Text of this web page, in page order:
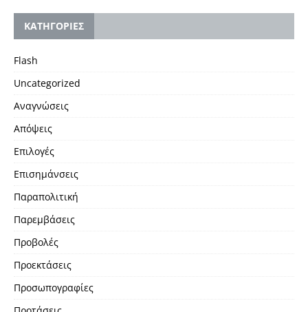
KΑΤΗΓΟΡΙΕΣ
Flash
Uncategorized
Αναγνώσεις
Απόψεις
Επιλογές
Επισημάνσεις
Παραπολιτική
Παρεμβάσεις
Προβολές
Προεκτάσεις
Προσωπογραφίες